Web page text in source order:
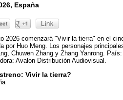
España
2026 comenzará "Vivir la tierra" en el
por Huo Meng. Los personajes
Chuwen Zhang y Zhang Yanrong. País:
Avalon Distribución Audiovisual.
Vivir la tierra?